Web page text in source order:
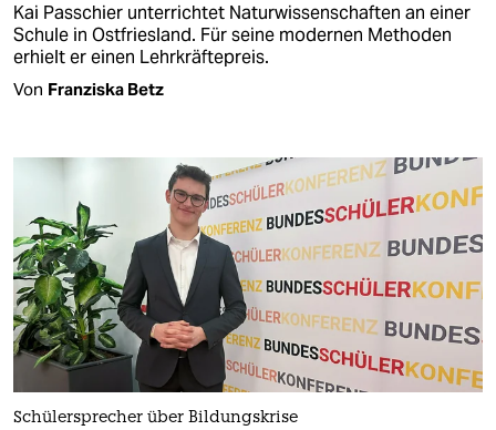
Kai Passchier unterrichtet Naturwissenschaften an einer
Schule in Ostfriesland. Für seine modernen Methoden
erhielt er einen Lehrkräftepreis.
Von Franziska Betz
Schülersprecher über Bildungskrise